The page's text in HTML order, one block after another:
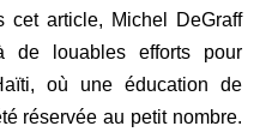
cet article, Michel DeGraff
de louables efforts pour
où une éducation de
réservée au petit nombre.